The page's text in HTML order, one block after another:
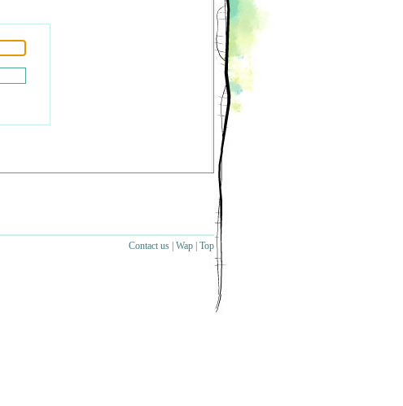
Contact us | Wap | Top